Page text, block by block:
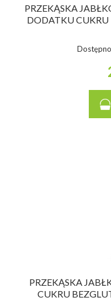
PRZEKĄSKA
DODATKU
PRZEKĄSKA
CUKRU